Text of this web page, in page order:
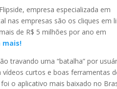
empresa especializada em
nas empresas são os cliques em
de R$ 5 milhões por ano em
mais!
travando uma “batalha” por
curtos e boas ferramentas
o aplicativo mais baixado no